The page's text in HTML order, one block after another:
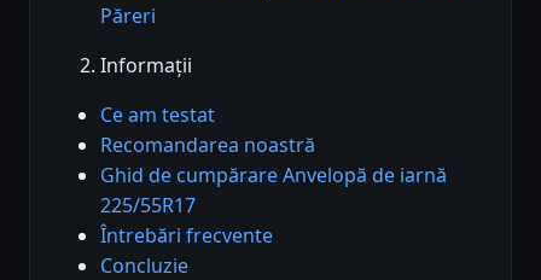
Păreri
Informații
Ce am testat
Recomandarea noastră
Ghid de cumpărare Anvelopă de iarnă
225/55R17
Întrebări frecvente
Concluzie